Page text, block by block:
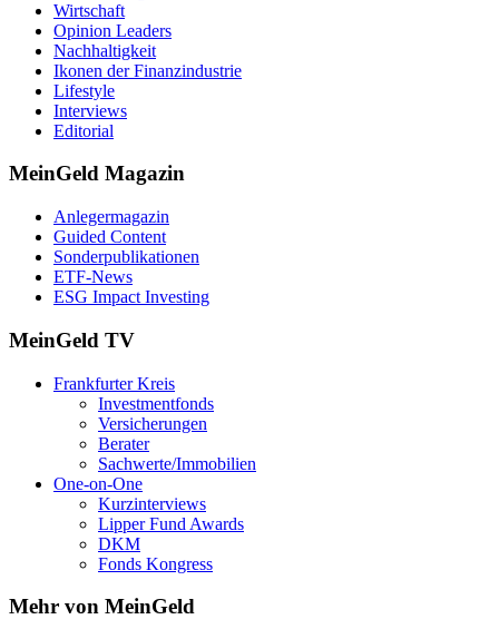
Wirtschaft
Opinion Leaders
Nachhaltigkeit
Ikonen der Finanzindustrie
Lifestyle
Interviews
Editorial
MeinGeld Magazin
Anlegermagazin
Guided Content
Sonderpublikationen
ETF-News
ESG Impact Investing
MeinGeld TV
Frankfurter Kreis
Investmentfonds
Versicherungen
Berater
Sachwerte/Immobilien
One-on-One
Kurzinterviews
Lipper Fund Awards
DKM
Fonds Kongress
Mehr von MeinGeld